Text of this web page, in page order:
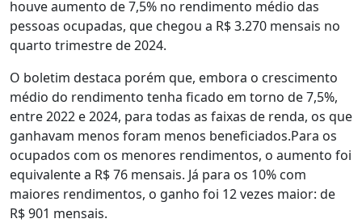
houve aumento de 7,5% no rendimento médio das
pessoas ocupadas, que chegou a R$ 3.270 mensais no
quarto trimestre de 2024.
O boletim destaca porém que, embora o crescimento
médio do rendimento tenha ficado em torno de 7,5%,
entre 2022 e 2024, para todas as faixas de renda, os que
ganhavam menos foram menos beneficiados.Para os
ocupados com os menores rendimentos, o aumento foi
equivalente a R$ 76 mensais. Já para os 10% com
maiores rendimentos, o ganho foi 12 vezes maior: de
R$ 901 mensais.